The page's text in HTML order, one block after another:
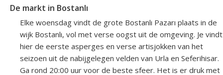
De markt in Bostanlı
Elke woensdag vindt de grote Bostanlı Pazarı plaats in de
wijk Bostanlı, vol met verse oogst uit de omgeving. Je vindt
hier de eerste asperges en verse artisjokken van het
seizoen uit de nabijgelegen velden van Urla en Seferihisar.
Ga rond 20:00 uur voor de beste sfeer. Het is er druk met